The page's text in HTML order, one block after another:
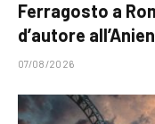
Ferragosto a
d’autore
07/08/2026